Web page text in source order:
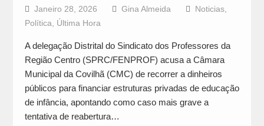
Janeiro 28, 2026 Gina Almeida Noticias,
Política, Última Hora
A delegação Distrital do Sindicato dos Professores da
Região Centro (SPRC/FENPROF) acusa a Câmara
Municipal da Covilhã (CMC) de recorrer a dinheiros
públicos para financiar estruturas privadas de educação
de infância, apontando como caso mais grave a
tentativa de reabertura…